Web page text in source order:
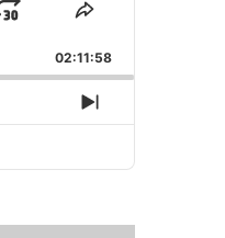
Jump
Forward
Share
Episode
02:11:58
Next